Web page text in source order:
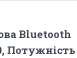
Bluetooth
Потужність